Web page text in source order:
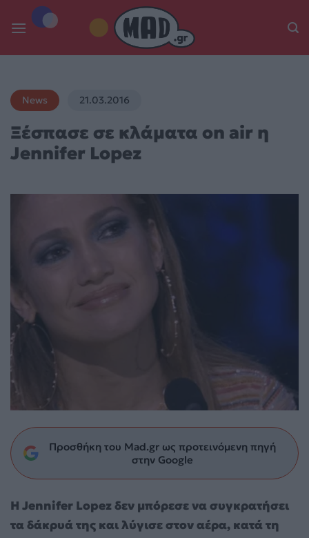
News 21.03.2016
Ξέσπασε σε κλάματα on air η
Jennifer Lopez
Προσθήκη του Mad.gr ως προτεινόμενη πηγή
στην Google
H Jennifer Lopez δεν μπόρεσε να συγκρατήσει
τα δάκρυά της και λύγισε στον αέρα, κατά τη